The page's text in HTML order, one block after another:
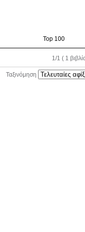
Top 100
1/1 ( 1
Ταξινόμηση